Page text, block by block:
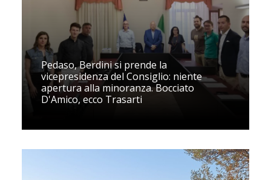
Pedaso, Berdini si prende la
vicepresidenza del Consiglio: niente
apertura alla minoranza. Bocciato
D'Amico, ecco Trasarti